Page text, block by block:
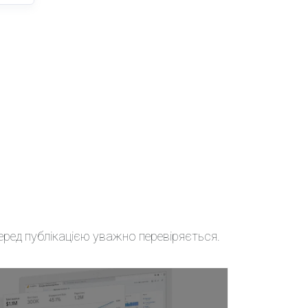
публікацією уважно перевіряється.